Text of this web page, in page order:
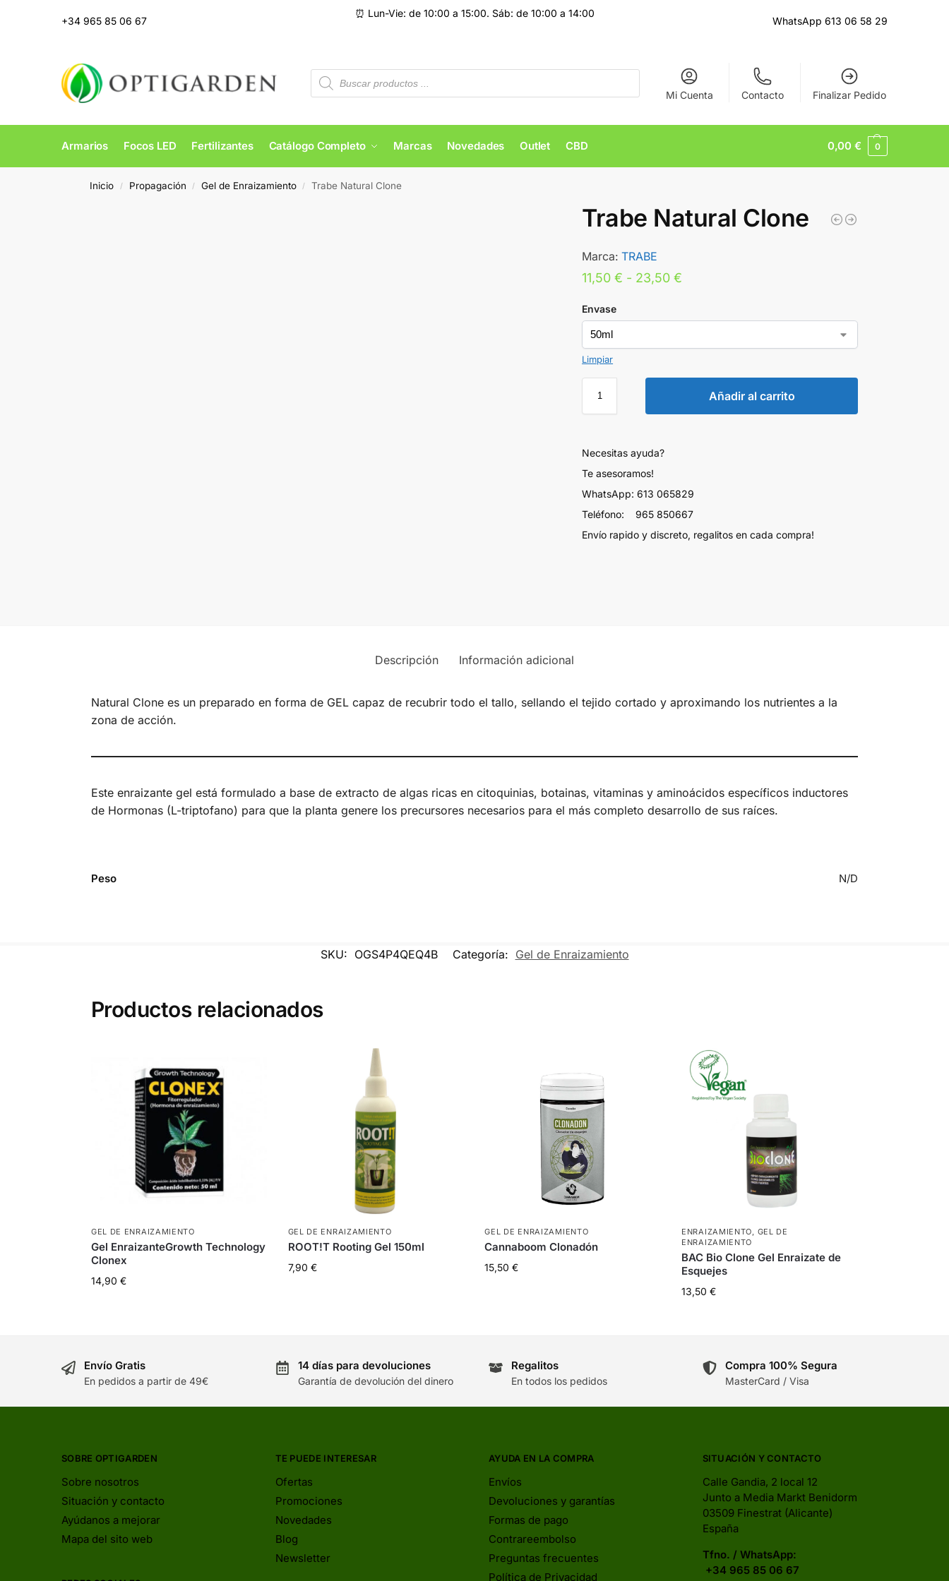
+34 965 85 06 67
⏰ Lun-Vie: de 10:00 a 15:00. Sáb: de 10:00 a 14:00
WhatsApp 613 06 58 29
Mi Cuenta Contacto Finalizar Pedido
Armarios Focos LED Fertilizantes Catálogo Completo Marcas Novedades Outlet CBD 0,00€ 0
Inicio / Propagación / Gel de Enraizamiento / Trabe Natural Clone
Trabe Natural Clone
Marca: TRABE
11,50€ - 23,50€
Envase
Limpiar
Añadir al carrito
Necesitas ayuda?
Te asesoramos!
WhatsApp: 613 065829
Teléfono: 965 850667
Envío rapido y discreto, regalitos en cada compra!
Descripción Información adicional
Natural Clone es un preparado en forma de GEL capaz de recubrir todo el tallo, sellando el tejido cortado y aproximando los nutrientes a la
zona de acción.
Este enraizante gel está formulado a base de extracto de algas ricas en citoquinias, botainas, vitaminas y aminoácidos específicos inductores
de Hormonas (L-triptofano) para que la planta genere los precursores necesarios para el más completo desarrollo de sus raíces.
Peso N/D
SKU: OGS4P4QEQ4B Categoría: Gel de Enraizamiento
Productos relacionados
GEL DE ENRAIZAMIENTO
Gel EnraizanteGrowth Technology
Clonex
14,90 €
GEL DE ENRAIZAMIENTO
ROOT!T Rooting Gel 150ml
7,90 €
GEL DE ENRAIZAMIENTO
Cannaboom Clonadón
15,50€
ENRAIZAMIENTO
GEL DE
ENRAIZAMIENTO
BAC Bio Clone Gel Enraizate de
Esquejes
13,50€
Envío Gratis
En pedidos a partir de 49€
14 días para devoluciones
Garantía de devolución del dinero
Regalitos
En todos los pedidos
Compra 100% Segura
MasterCard / Visa
SOBRE OPTIGARDEN
Sobre nosotros
Situación y contacto
Ayúdanos a mejorar
Mapa del sito web
TE PUEDE INTERESAR
Ofertas
Promociones
Novedades
Blog
Newsletter
AYUDA EN LA COMPRA
Envíos
Devoluciones y garantías
Formas de pago
Contrareembolso
Preguntas frecuentes
Política de Privacidad
SITUACIÓN Y CONTACTO
Calle Gandia, 2 local 12
Junto a Media Markt Benidorm
03509 Finestrat (Alicante)
España
Tfno. / WhatsApp:
+34 965 85 06 67